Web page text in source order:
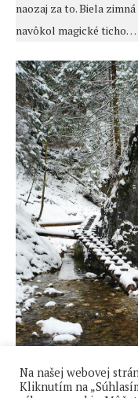
naozaj za to. Biela
navôkol magické ticho…
Na začiatku tiesňavy
Na našej webovej
Kliknutím na